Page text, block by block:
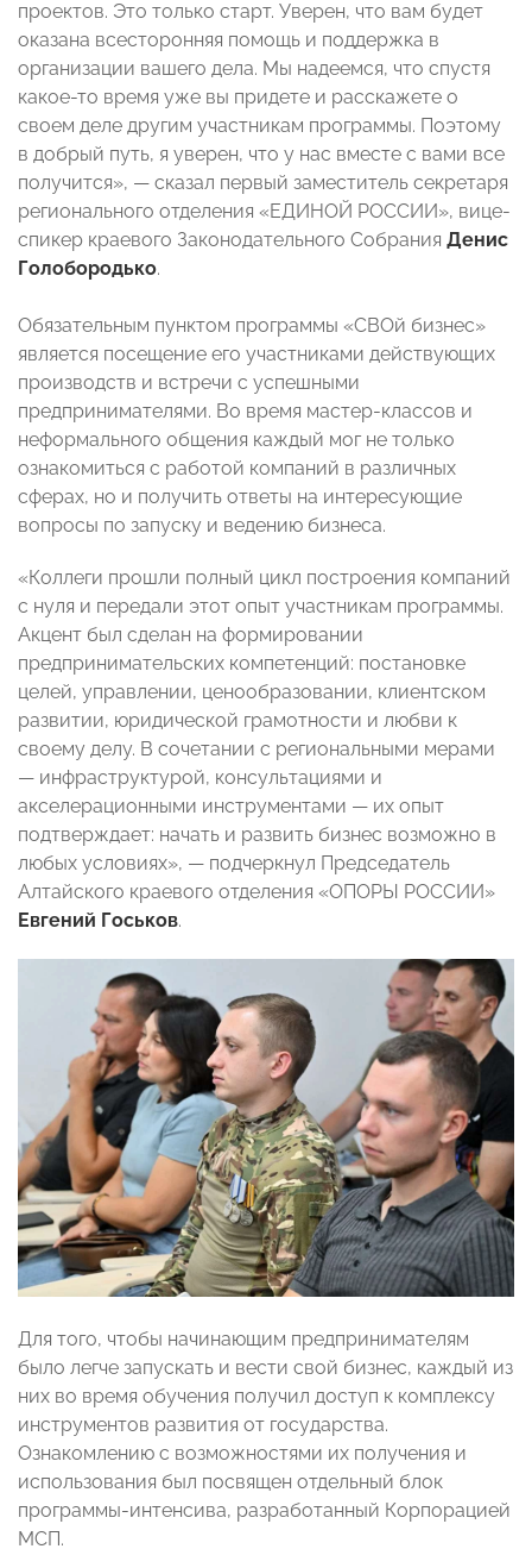
проектов. Это только старт. Уверен, что вам будет
оказана всесторонняя помощь и поддержка в
организации вашего дела. Мы надеемся, что спустя
какое-то время уже вы придете и расскажете о
своем деле другим участникам программы. Поэтому
в добрый путь, я уверен, что у нас вместе с вами все
получится», — сказал первый заместитель секретаря
регионального отделения «ЕДИНОЙ РОССИИ», вице-
спикер краевого Законодательного Собрания Денис
Голобородько.
Обязательным пунктом программы «СВОй бизнес»
является посещение его участниками действующих
производств и встречи с успешными
предпринимателями. Во время мастер-классов и
неформального общения каждый мог не только
ознакомиться с работой компаний в различных
сферах, но и получить ответы на интересующие
вопросы по запуску и ведению бизнеса.
«Коллеги прошли полный цикл построения компаний
с нуля и передали этот опыт участникам программы.
Акцент был сделан на формировании
предпринимательских компетенций: постановке
целей, управлении, ценообразовании, клиентском
развитии, юридической грамотности и любви к
своему делу. В сочетании с региональными мерами
— инфраструктурой, консультациями и
акселерационными инструментами — их опыт
подтверждает: начать и развить бизнес возможно в
любых условиях», — подчеркнул Председатель
Алтайского краевого отделения «ОПОРЫ РОССИИ»
Евгений Госьков.
Для того, чтобы начинающим предпринимателям
было легче запускать и вести свой бизнес, каждый из
них во время обучения получил доступ к комплексу
инструментов развития от государства.
Ознакомлению с возможностями их получения и
использования был посвящен отдельный блок
программы-интенсива, разработанный Корпорацией
МСП.